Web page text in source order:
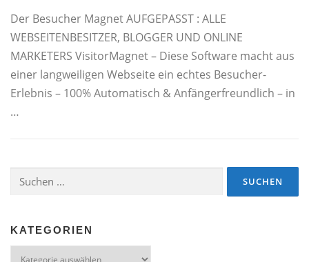
Der Besucher Magnet AUFGEPASST : ALLE
WEBSEITENBESITZER, BLOGGER UND ONLINE
MARKETERS VisitorMagnet – Diese Software macht aus
einer langweiligen Webseite ein echtes Besucher-
Erlebnis – 100% Automatisch & Anfängerfreundlich – in
…
Suchen
KATEGORIEN
Kategorien